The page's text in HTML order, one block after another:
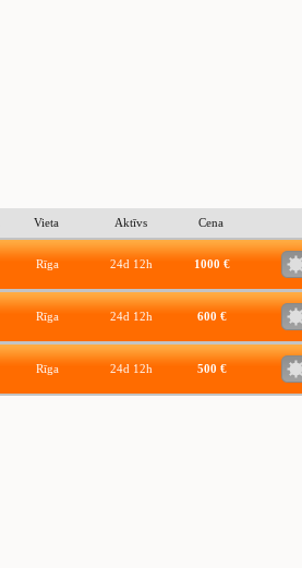
Vieta Aktīvs Cena
Rīga 24d 12h 1000 €
Rīga 24d 12h 600 €
Rīga 24d 12h 500 €